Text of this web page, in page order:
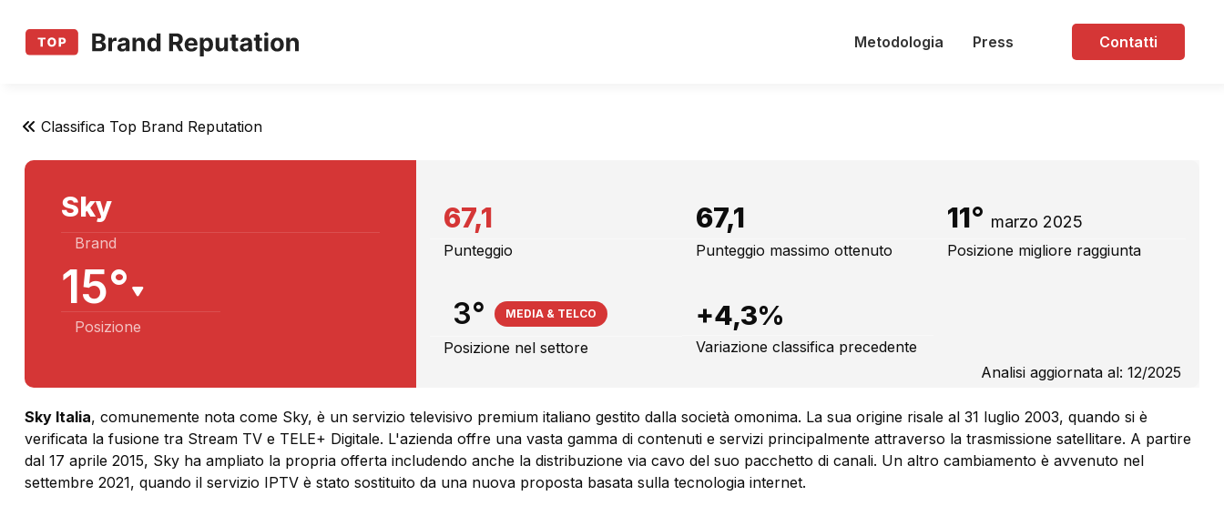
Metodologia Press Contatti
Classifica Top Brand Reputation
Sky
Brand
15°
Posizione
67,1
Punteggio
67,1 11° marzo 2025
Punteggio massimo ottenuto Posizione migliore raggiunta
3° MEDIA & TELCO
Posizione nel settore
+4,3%
Variazione classifica precedente
Analisi aggiornata al: 12/2025
Sky Italia, comunemente nota come Sky, è un servizio televisivo premium italiano gestito dalla società omonima. La sua origine risale al 31 luglio 2003, quando si è
verificata la fusione tra Stream TV e TELE+ Digitale. L'azienda offre una vasta gamma di contenuti e servizi principalmente attraverso la trasmissione satellitare. A partire
dal 17 aprile 2015, Sky ha ampliato la propria offerta includendo anche la distribuzione via cavo del suo pacchetto di canali. Un altro cambiamento è avvenuto nel
settembre 2021, quando il servizio IPTV è stato sostituito da una nuova proposta basata sulla tecnologia internet.